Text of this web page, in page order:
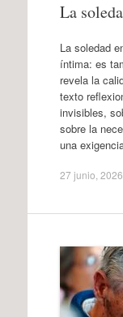
La
La soledad
íntima: es
revela la
texto
invisibles,
sobre la
una
27 junio, 2026